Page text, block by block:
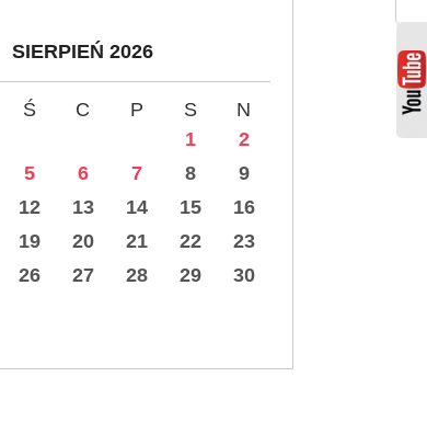
SIERPIEŃ 2026
Ś C P S
N
1
2
5 6 7 8
9
12 13 14 15
16
19 20 21 22
23
26 27 28 29
30